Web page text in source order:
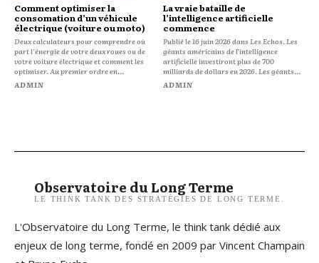
Comment optimiser la
consomation d’un véhicule
électrique (voiture ou moto)
Deux calculateurs pour comprendre où
part l'énergie de votre deux roues ou de
votre voiture électrique et comment les
optimiser. Au premier ordre en...
ADMIN
La vraie bataille de
l’intelligence artificielle
commence
Publié le 16 juin 2026 dans Les Echos. Les
géants américains de l’intelligence
artificielle investiront plus de 700
milliards de dollars en 2026. Les géants...
ADMIN
Observatoire du Long Terme
LE THINK TANK DES STRATÉGIES DE LONG TERME.
L'Observatoire du Long Terme, le think tank dédié aux
enjeux de long terme, fondé en 2009 par Vincent Champain